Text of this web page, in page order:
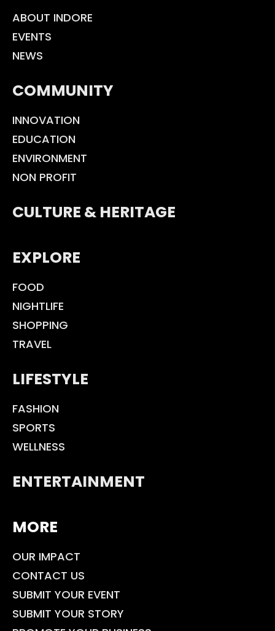
ABOUT INDORE
EVENTS
NEWS
COMMUNITY
INNOVATION
EDUCATION
ENVIRONMENT
NON PROFIT
CULTURE & HERITAGE
EXPLORE
FOOD
NIGHTLIFE
SHOPPING
TRAVEL
LIFESTYLE
FASHION
SPORTS
WELLNESS
ENTERTAINMENT
MORE
OUR IMPACT
CONTACT US
SUBMIT YOUR EVENT
SUBMIT YOUR STORY